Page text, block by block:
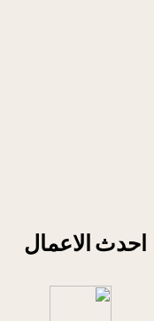
احدث الاعمال